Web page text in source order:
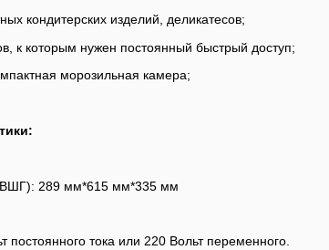
кондитерских изделий, деликатесов;
к которым нужен постоянный быстрый доступ;
морозильная камера;
289 мм*615 мм*335 мм
постоянного тока или 220 Вольт переменного.